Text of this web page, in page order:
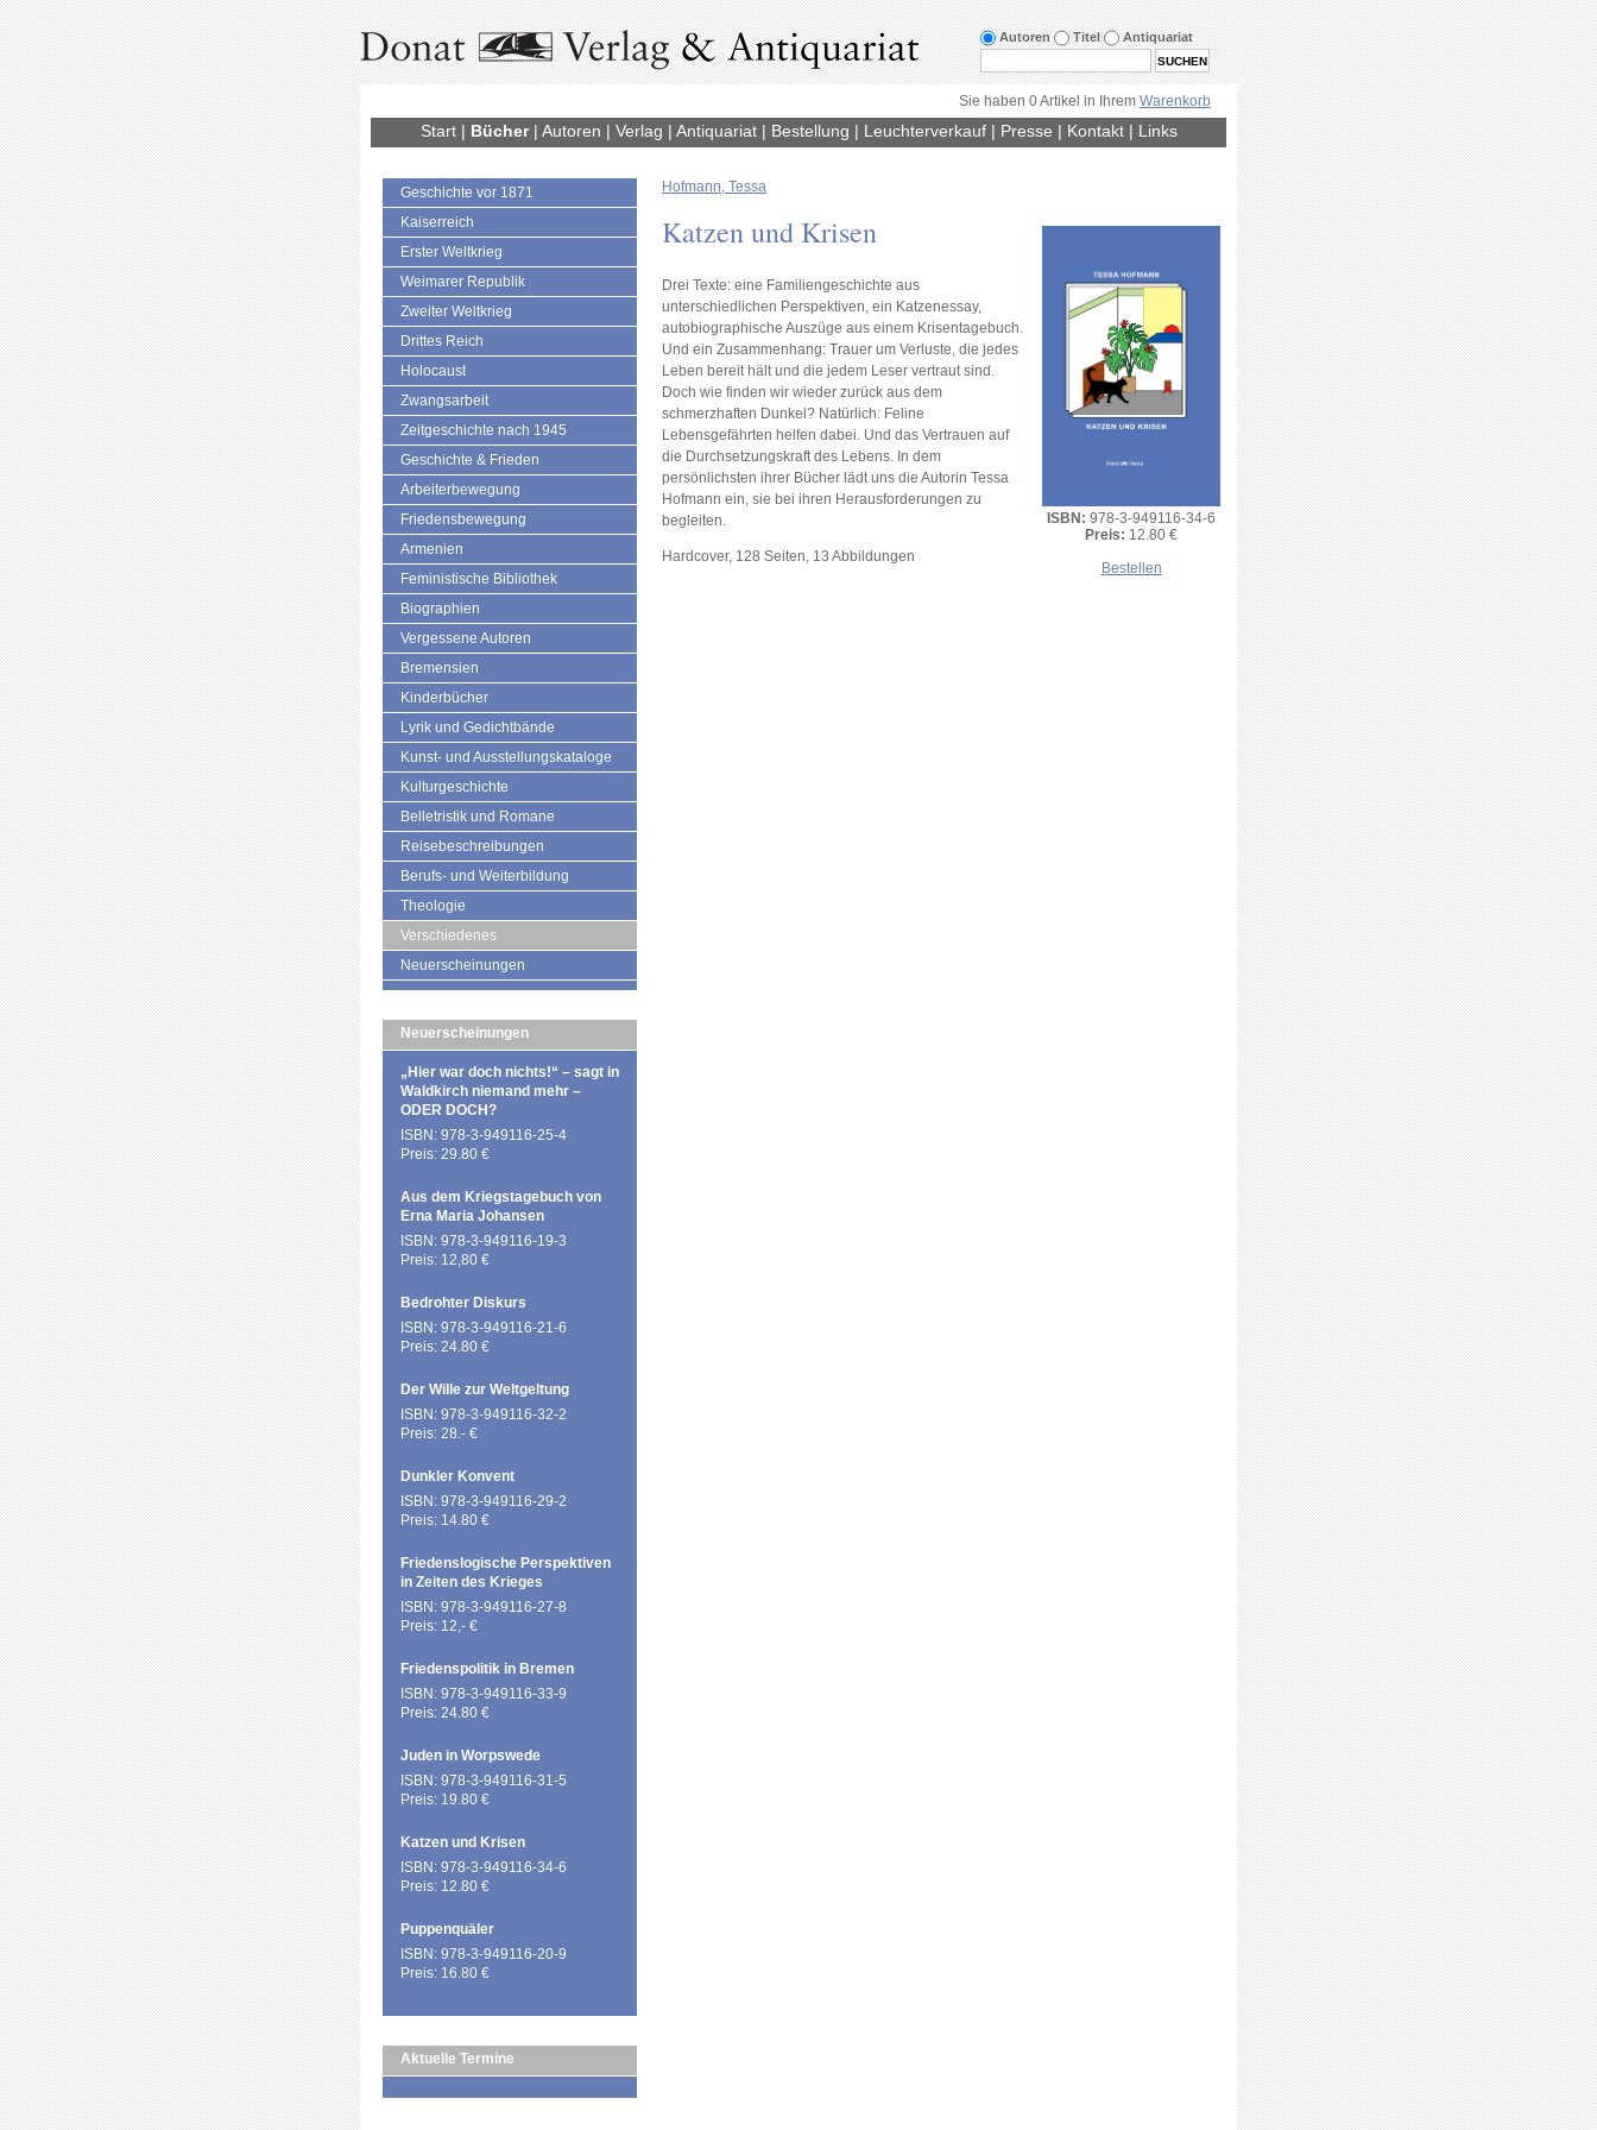
Autoren Titel Antiquariat
Sie haben 0 Artikel in Ihrem Warenkorb
Start| Bücher| Autoren | Verlag | Antiquariat| Bestellung | Leuchterverkauf| Presse | Kontakt| Links
Geschichte vor 1871
Kaiserreich
Erster Weltkrieg
Weimarer Republik
Zweiter Weltkrieg
Drittes Reich
Holocaust
Zwangsarbeit
Zeitgeschichte nach 1945
Geschichte & Frieden
Arbeiterbewegung
Friedensbewegung
Armenien
Feministische Bibliothek
Biographien
Vergessene Autoren
Bremensien
Kinderbücher
Lyrik und Gedichtbände
Kunst- und Ausstellungskataloge
Kulturgeschichte
Belletristik und Romane
Reisebeschreibungen
Berufs- und Weiterbildung
Theologie
Verschiedenes
Neuerscheinungen
Neuerscheinungen
„Hier war doch nichts!“ – sagt in
Waldkirch niemand mehr –
ODER DOCH?
ISBN: 978-3-949116-25-4
Preis: 29.80 €
Aus dem Kriegstagebuch von
Erna Maria Johansen
ISBN: 978-3-949116-19-3
Preis: 12,80 €
Bedrohter Diskurs
ISBN: 978-3-949116-21-6
Preis: 24.80 €
Der Wille zur Weltgeltung
ISBN: 978-3-949116-32-2
Preis: 28.- €
Dunkler Konvent
ISBN: 978-3-949116-29-2
Preis: 14.80 €
Friedenslogische Perspektiven
in Zeiten des Krieges
ISBN: 978-3-949116-27-8
Preis: 12,- €
Friedenspolitik in Bremen
ISBN: 978-3-949116-33-9
Preis: 24.80 €
Juden in Worpswede
ISBN: 978-3-949116-31-5
Preis: 19.80 €
Katzen und Krisen
ISBN: 978-3-949116-34-6
Preis: 12.80 €
Puppenquäler
ISBN: 978-3-949116-20-9
Preis: 16.80 €
Aktuelle Termine
Hofmann, Tessa
Katzen und Krisen
Drei Texte: eine Familiengeschichte aus
unterschiedlichen Perspektiven, ein Katzenessay,
autobiographische Auszüge aus einem Krisentagebuch.
Und ein Zusammenhang: Trauer um Verluste, die jedes
Leben bereit hält und die jedem Leser vertraut sind.
Doch wie finden wir wieder zurück aus dem
schmerzhaften Dunkel? Natürlich: Feline
Lebensgefährten helfen dabei. Und das Vertrauen auf
die Durchsetzungskraft des Lebens. In dem
persönlichsten ihrer Bücher lädt uns die Autorin Tessa
Hofmann ein, sie bei ihren Herausforderungen zu
begleiten.
Hardcover, 128 Seiten, 13 Abbildungen
ISBN: 978-3-949116-34-6
Preis: 12.80 €
Bestellen